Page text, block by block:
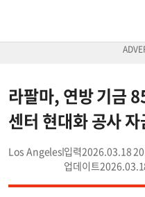
라팔마, 연방 기금
센터 현대화 공사 자
Los Angeles
2026.03.18